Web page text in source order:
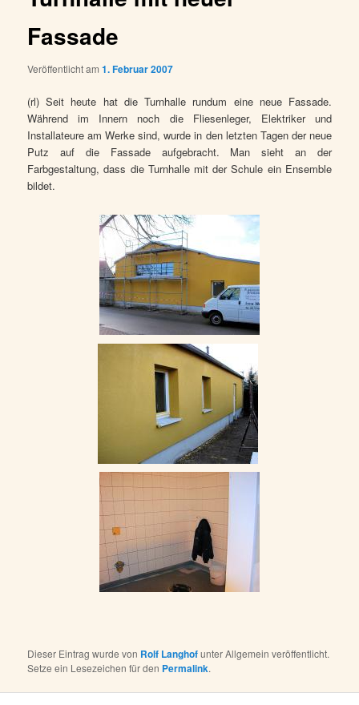
Fassade
Veröffentlicht am1. Februar 2007
(rl) Seit heute hat die Turnhalle rundum eine neue Fassade.
Während im Innern noch die Fliesenleger, Elektriker und
Installateure am Werke sind, wurde in den letzten Tagen der neue
Putz auf die Fassade aufgebracht. Man sieht an der
Farbgestaltung, dass die Turnhalle mit der Schule ein Ensemble
bildet.
Dieser Eintrag wurde von Rolf Langhofunter Allgemein veröffentlicht.
Setze ein Lesezeichen für den Permalink.